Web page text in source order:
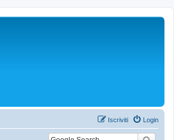
Login
Iscriviti